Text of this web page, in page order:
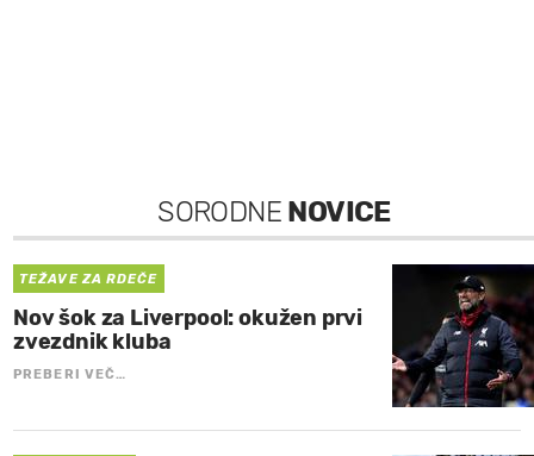
SORODNE NOVICE
TEŽAVE ZA RDEČE
Nov šok za Liverpool: okužen prvi
zvezdnik kluba
PREBERI VEČ…